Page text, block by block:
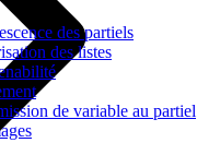
des partiels
des listes
de variable au partiel